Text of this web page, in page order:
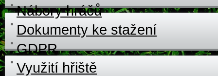
Nábory hráčů
Dokumenty ke stažení
GDPR
Využití hřiště